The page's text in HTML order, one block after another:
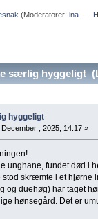
(Moderatorer:ina.....
særlig hyggeligt
hyggeligt
December , 2025, 14:17 »
unghane, fundet død i
skræmte i et hjørne
og duehøg) har taget
hønsegård. Det er